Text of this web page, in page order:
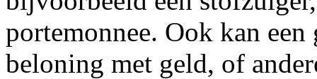
portemonnee. Ook kan
beloning met geld, of